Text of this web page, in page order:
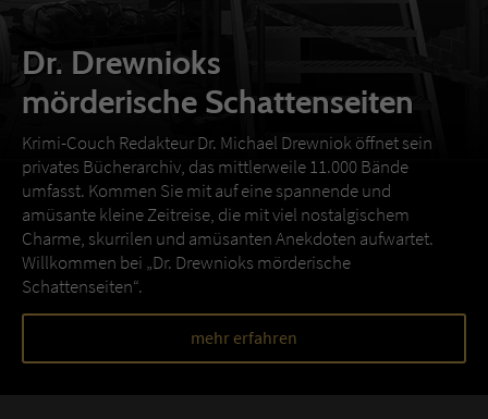
Dr. Drewnioks
mörderische Schattenseiten
Krimi-Couch Redakteur Dr. Michael Drewniok öffnet sein
privates Bücherarchiv, das mittlerweile 11.000 Bände
umfasst. Kommen Sie mit auf eine spannende und
amüsante kleine Zeitreise, die mit viel nostalgischem
Charme, skurrilen und amüsanten Anekdoten aufwartet.
Willkommen bei „Dr. Drewnioks mörderische
Schattenseiten“.
mehr erfahren